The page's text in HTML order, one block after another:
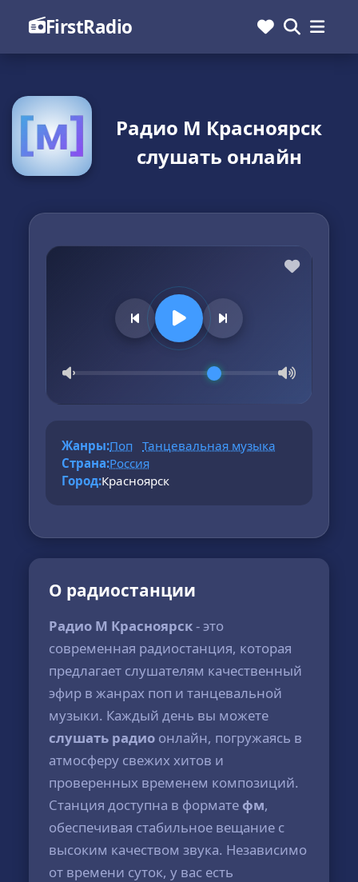
FirstRadio
Радио М Красноярск
слушать онлайн
Жанры:Поп
Танцевальная музыка
Страна:Россия
Город:Красноярск
О радиостанции
Радио М Красноярск- это
современная радиостанция, которая
предлагает слушателям качественный
эфир в жанрах поп и танцевальной
музыки. Каждый день вы можете
слушать радио онлайн, погружаясь в
атмосферу свежих хитов и
проверенных временем композиций.
Станция доступна в формате фм,
обеспечивая стабильное вещание с
высоким качеством звука. Независимо
от времени суток, у вас есть